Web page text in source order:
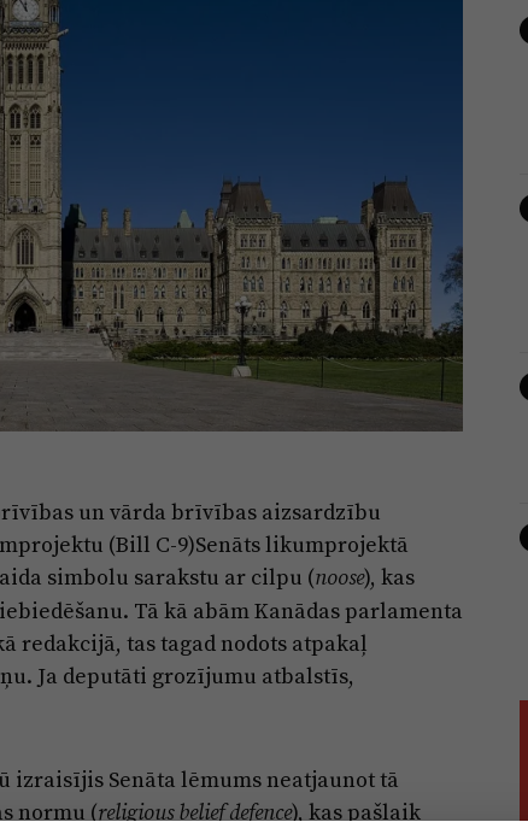
un vārda brīvības aizsardzību
(Bill C-9)Senāts likumprojektā
simbolu sarakstu ar cilpu (noose), kas
Tā kā abām Kanādas parlamenta
redakcijā, tas tagad nodots atpakaļ
Ja deputāti grozījumu atbalstīs,
izraisījis Senāta lēmums neatjaunot tā
normu (religious belief defence), kas pašlaik